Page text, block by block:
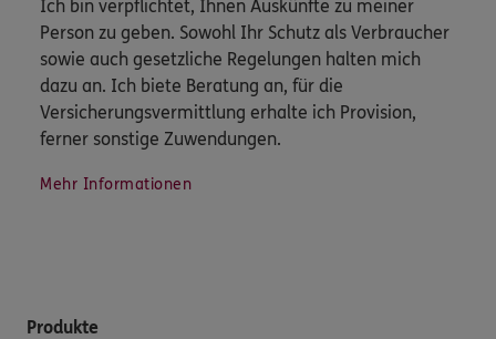
Ich bin verpflichtet, Ihnen Auskünfte zu meiner
Person zu geben. Sowohl Ihr Schutz als Verbraucher
sowie auch gesetzliche Regelungen halten mich
dazu an. Ich biete Beratung an, für die
Versicherungsvermittlung erhalte ich Provision,
ferner sonstige Zuwendungen.
Mehr Informationen
Produkte